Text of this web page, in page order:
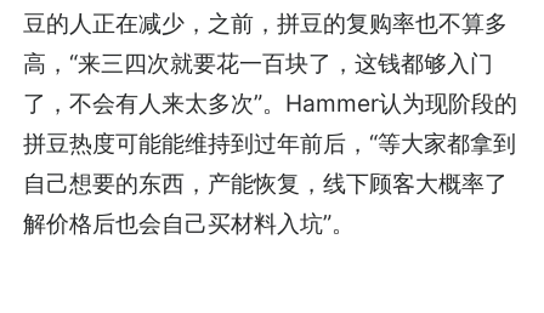
豆的人正在减少，之前，拼豆的复购率也不算多
高，“来三四次就要花一百块了，这钱都够入门
了，不会有人来太多次”。Hammer认为现阶段的
拼豆热度可能能维持到过年前后，“等大家都拿到
自己想要的东西，产能恢复，线下顾客大概率了
解价格后也会自己买材料入坑”。